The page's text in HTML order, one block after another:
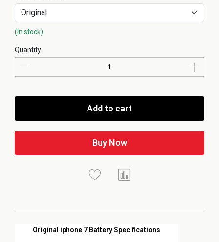
Original iphone 7 Battery Specifications
(In stock)
Quantity
Add to cart
Buy Now